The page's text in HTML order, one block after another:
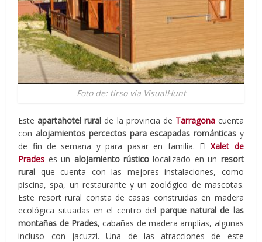
Foto de: tirso vía VisualHunt
Esteapartahotel rural de la provincia de Tarragonacuenta
con alojamientos percectos para escapadas románticas y
de fin de semana y para pasar en familia. El Xalet de
Prades es un alojamiento rústico localizado en un resort
rural que cuenta con las mejores instalaciones, como
piscina, spa, un restaurante y un zoológico de mascotas.
Este resort rural consta de casas construidas en madera
ecológica situadas en el centro del parque natural de las
montañas de Prades, cabañas de madera amplias, algunas
incluso con jacuzzi. Una de las atracciones de este